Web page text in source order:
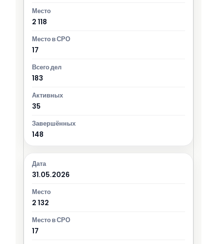
2 118
17
183
35
148
31.05.2026
2 132
17